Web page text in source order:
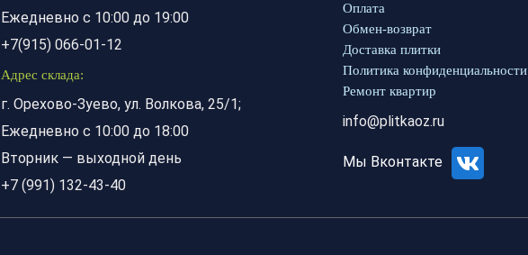
Ежедневно с 10:00 до 19:00
+7(915) 066-01-12
Адрес склада:
г. Орехово-Зуево, ул. Волкова, 25/1;
Ежедневно с 10:00 до 18:00
Вторник — выходной день
+7 (991) 132-43-40
Оплата
Обмен-возврат
Доставка плитки
Политика конфиденциальности
Ремонт квартир
info@plitkaoz.ru
Мы Вконтакте